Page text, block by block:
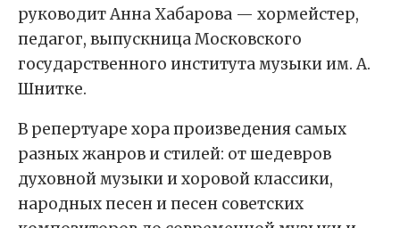
руководит Анна Хабарова — хормейстер,
педагог, выпускница Московского
государственного института музыки им. А.
Шнитке.
В репертуаре хора произведения самых
разных жанров и стилей: от шедевров
духовной музыки и хоровой классики,
народных песен и песен советских